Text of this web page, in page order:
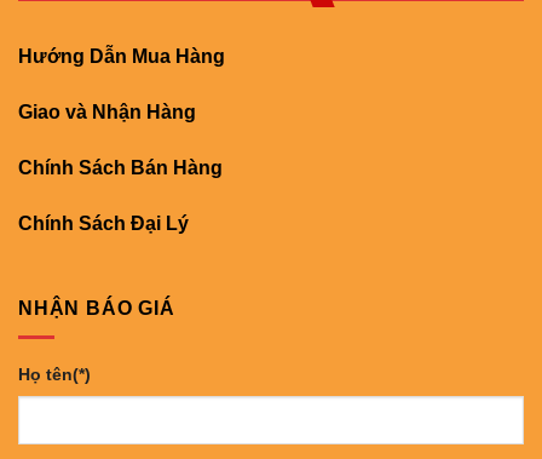
Hướng Dẫn Mua Hàng
Giao và Nhận Hàng
Chính Sách Bán Hàng
Chính Sách Đại Lý
NHẬN BÁO GIÁ
Họ tên(*)